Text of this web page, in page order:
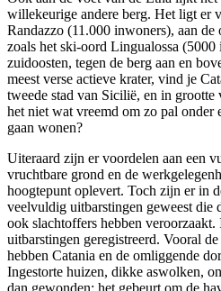
willekeurige andere berg. Het ligt er
Randazzo (11.000 inwoners), aan
zoals het ski-oord Lingualossa
zuidoosten, tegen de berg aan en
meest verse actieve krater, vind je
tweede stad van Sicilië, en in
het niet wat vreemd om zo pal onder
gaan wonen?
Uiteraard zijn er voordelen aan een
vruchtbare grond en de
hoogtepunt oplevert. Toch zijn er in
veelvuldig uitbarstingen geweest die
ook slachtoffers hebben
uitbarstingen geregistreerd. Vooral
hebben Catania en de omliggende
Ingestorte huizen, dikke aswolken,